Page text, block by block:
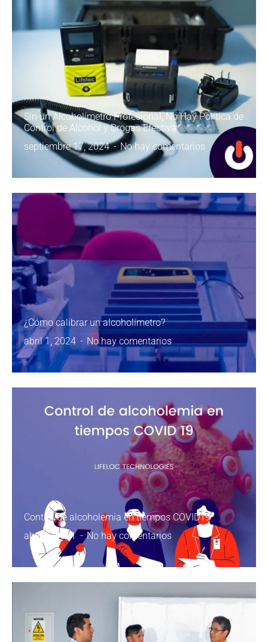
Sin un Alcoholímetro Profesional, No Hay Política de
Control de Alcohol y Drogas Efectiva
septiembre 17, 2024
No hay comentarios
¿Cómo calibrar un alcoholímetro?
abril 1, 2024
No hay comentarios
Control de alcoholemia en tiempos COVID19
abril 6, 2021
No hay comentarios